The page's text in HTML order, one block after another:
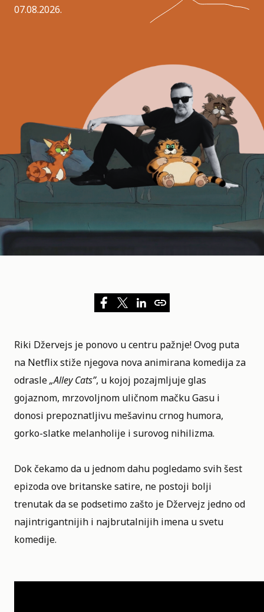
07.08.2026.
Riki Džervejs je ponovo u centru pažnje! Ovog puta
na Netflixstiže njegova nova animirana komedija za
odrasle„Alley Cats”, u kojoj pozajmljuje glas
gojaznom, mrzovoljnom uličnom mačku Gasu i
donosi prepoznatljivu mešavinu crnog humora,
gorko-slatke melanholije i surovog nihilizma.
Dok čekamo da u jednom dahu pogledamo svih šest
epizoda ove britanske satire, ne postoji bolji
trenutak da se podsetimo zašto je Džervejz jedno od
najintrigantnijih i najbrutalnijih imena u svetu
komedije.